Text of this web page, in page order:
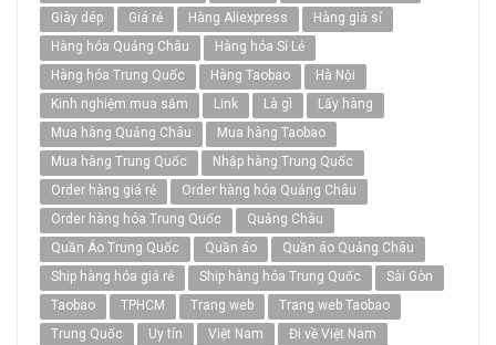
Giày dép
Giá rẻ Hàng Aliexpress
Hàng giá sỉ
Hàng hóa Quảng Châu
Hàng hóa Sỉ Lẻ
Hàng hóa Trung Quốc
Hàng Taobao
Hà Nội
Kinh nghiệm mua sắm
Link Là gì
Lấy hàng
Mua hàng Quảng Châu
Mua hàng Taobao
Mua hàng Trung Quốc
Nhập hàng Trung Quốc
Order hàng giá rẻ
Order hàng hóa Quảng Châu
Order hàng hóa Trung Quốc
Quảng Châu
Quần Áo Trung Quốc
Quần áo
Quần áo Quảng Châu
Ship hàng hóa giá rẻ
Ship hàng hóa Trung Quốc
Sài Gòn
Taobao
TPHCM Trang web
Trang web Taobao
Trung Quốc
Uy tín Việt Nam
Đi về Việt Nam